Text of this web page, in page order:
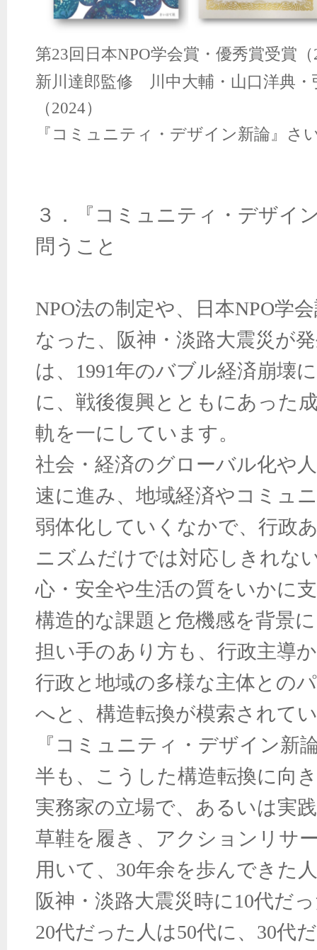
第23回日本NPO学会賞・優秀賞受賞
新川達郎監修 川中大輔・山口洋典・
（2024）
『コミュニティ・デザイン新論』さ
３．『コミュニティ・デザイ
問うこと
NPO法の制定や、日本NPO学
なった、阪神・淡路大震災が
は、 1991年のバブル経済崩壊
に、戦後復興とともにあった
軌を一にしています。
社会・経済のグローバル化や
速に進み、地域経済やコミュ
弱体化していくなかで、行政
ニズムだけでは対応しきれな
心・安全や生活の質をいかに
構造的な課題と危機感を背景
担い手のあり方も、行政主導
行政と地域の多様な主体との
へと、構造転換が模索されて
『コミュニティ・デザイン新
半も、こうした構造転換に向
実務家の立場で、あるいは実
草鞋を履き、アクションリサ
用いて、 30年余を歩んできた
阪神・淡路大震災時に10代だ
20代だった人は50代に、 30代